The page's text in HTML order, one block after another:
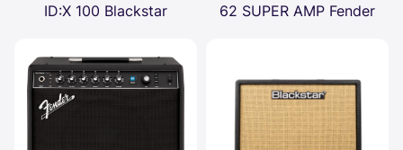
ID:X 100 Blackstar
62 SUPER AMP Fender